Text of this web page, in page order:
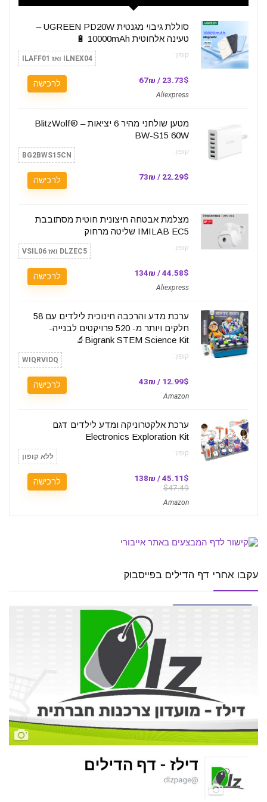
סוללת גיבוי מגנטית UGREEN PD20W –
טעינה אלחוטית 10000mAh 🔋
קופון: ILNEX04 ואז ILAFF01
23.73$ / 67₪
Aliexpress
לרכישה
מטען שולחני מהיר 6 יציאות – BlitzWolf®
BW-S15 60W
קופון: BG2BWS15CN
22.29$ / 73₪ לרכישה
מצלמת אבטחה חיצונית חוטית מסתובבת
IMILAB EC5 שליטה מרחוק
קופון: DLZEC5 ואז VSIL06
44.58$ / 134₪
Aliexpress
לרכישה
ערכת מדע והרכבה חינוכית לילדים עם 58
חלקים ויותר מ- 520 פרויקטים לבנייה-
Bigrank STEM Science Kit🔬
קופון: WIQRVIDQ
12.99$ / 43₪
Amazon
לרכישה
ערכת אלקטרוניקה ומדע לילדים דגם
Electronics Exploration Kit
קופון: ללא קופון
45.11$ / 138₪
$47.49
Amazon
לרכישה
עקבו אחרי דף הדילים בפייסבוק